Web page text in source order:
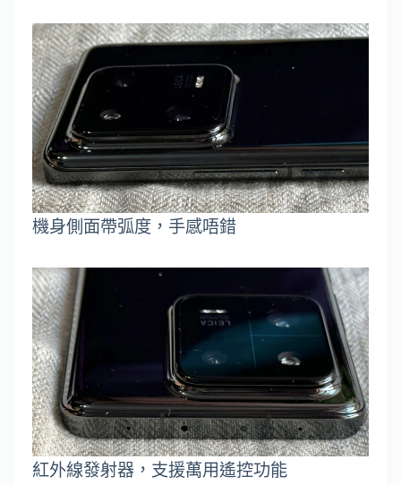
機身側面帶弧度，手感唔錯
紅外線發射器，支援萬用遙控功能